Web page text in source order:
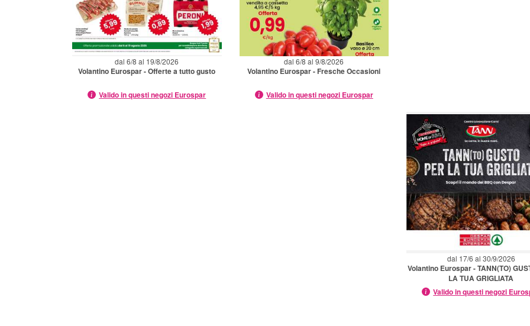
dal 6/8 al 19/8/2026
Volantino Eurospar - Offerte a tutto gusto
Valido in questi negozi Eurospar
dal 6/8 al 9/8/2026
Volantino Eurospar - Fresche Occasioni
Valido in questi negozi Eurospar
dal 17/6 al 30/9/2026
Volantino Eurospar - TANN(TO)
LA TUA GRIGLIATA
Valido in questi negozi